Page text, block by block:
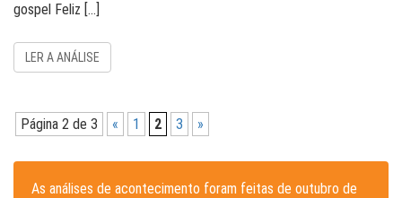
gospel Feliz […]
LER A ANÁLISE
Página 2 de 3 « 1 2 3 »
As análises de acontecimento foram feitas de outubro de